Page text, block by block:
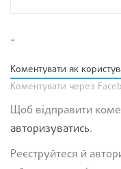
-
Коментувати як
Коментувати через
Щоб відправити
авторизуватись.
Реєструйтеся й